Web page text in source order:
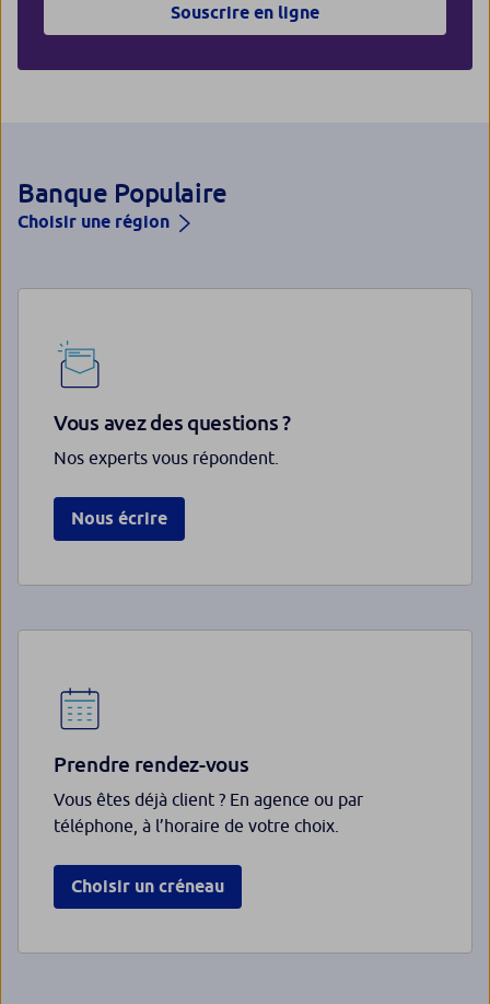
Souscrire en ligne
Banque Populaire
Choisir une région
Vous avez des questions ?
Nos experts vous répondent.
Nous écrire
Prendre rendez-vous
Vous êtes déjà client ? En agence ou par
téléphone, à l’horaire de votre choix.
Choisir un créneau